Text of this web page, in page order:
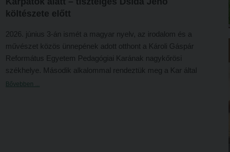
költészete előtt
2026. június 3-án ismét a magyar nyelv, az irodalom és a
művészet közös ünnepének adott otthont a Károli Gáspár
Református Egyetem Pedagógiai Karának nagykőrösi
székhelye. Második alkalommal rendeztük meg a Kar által
alapított
Bővebben ...